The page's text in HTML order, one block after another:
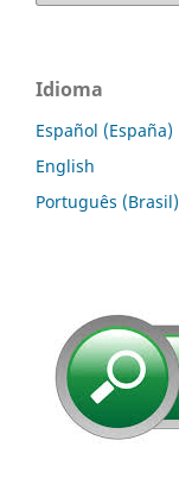
Idioma
Español (España)
English
Português (Brasil)